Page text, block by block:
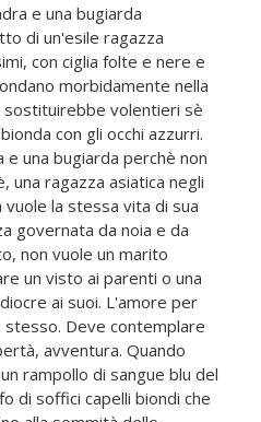
e una bugiarda
di un'esile ragazza
con ciglia folte e nere e
morbidamente nella
volentieri sè
con gli occhi azzurri.
e una bugiarda perchè non
una ragazza asiatica negli
vuole la stessa vita di sua
governata da noia e da
non vuole un marito
un visto ai parenti o una
ai suoi. L'amore per
Deve contemplare
avventura. Quando
rampollo di sangue blu del
di soffici capelli biondi che